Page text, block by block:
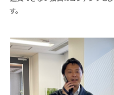
す。